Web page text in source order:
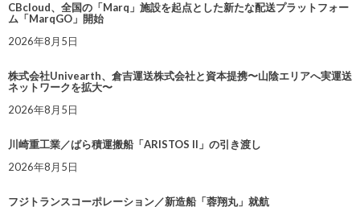
CBcloud、全国の「Marq」施設を起点とした新たな配送プラットフォー
ム「MarqGO」開始
2026年8月5日
株式会社Univearth、倉吉運送株式会社と資本提携〜山陰エリアへ実運送
ネットワークを拡大〜
2026年8月5日
川崎重工業／ばら積運搬船「ARISTOS II」の引き渡し
2026年8月5日
フジトランスコーポレーション／新造船「蓉翔丸」就航